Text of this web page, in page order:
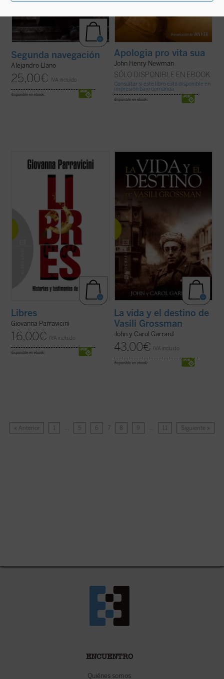
Segunda navegación
Alejandro Llano
25,00€ IVA incluido
disponible en ebook:
Apologia pro vita sua
John Henry Newman
SÓLO DISPONIBLE EN EBOOK
Consultar si este libro está disponible en
impresión bajo demanda
disponible en ebook:
Siempre es posible vivir como hombres,
hacer una experiencia de libertad y verdad,
la vuelve digna de su nombre.
Libres
Giovanna Parravicini
16,00€ IVA incluido
disponible en ebook:
Vasili Grossman (1905-1964), convencido
corresponsal de guerra del Ejército
Soviético de origen judío, vivió los
acontecimientos más terribles del siglo
pasado: la Segunda Guerra Mundial, el
Holocausto y el Terror stalinista. El
descubrimiento ... (ver ficha)
La vida y el destino de
Vasili Grossman
John y Carol Garrard
43,00€ IVA incluido
disponible en ebook:
« Anterior 1 … 5 6 7 8 9 … 11 Siguiente »
ENCUENTRO
Quiénes somos